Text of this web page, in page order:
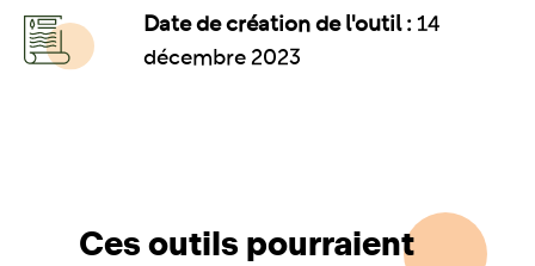
Date de création de l'outil : 14
décembre 2023
Ces outils pourraient